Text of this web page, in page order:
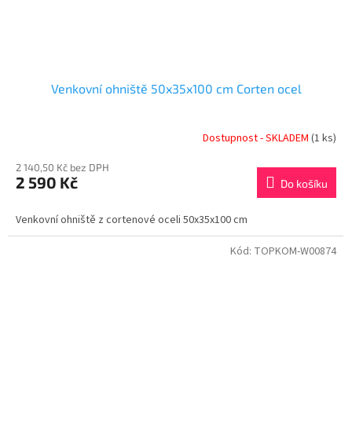
Venkovní ohniště 50x35x100 cm Corten ocel
Dostupnost - SKLADEM (1 ks)
2 140,50 Kč bez DPH
2 590 Kč Do košíku
Venkovní ohniště z cortenové oceli 50x35x100 cm
Kód: TOPKOM-W00874